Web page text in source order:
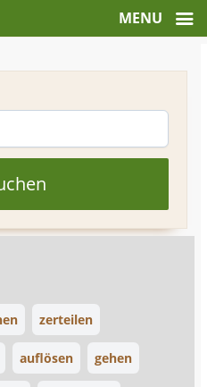
zerteilen
auflösen gehen